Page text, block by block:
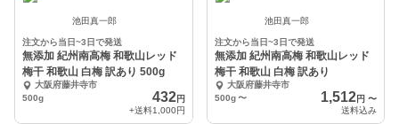
池田真一郎
注文から当日~3日で発送
無添加 紀州南高梅 和歌山レッド
梅干 和歌山 白梅 訳あり 500g
大阪府藤井寺市
500g
432円
+送料1,000円
池田真一郎
注文から当日~3日で発送
無添加 紀州南高梅 和歌山レッド
梅干 和歌山 白梅 訳あり
大阪府藤井寺市
500g 〜 1,512円 〜
送料込み